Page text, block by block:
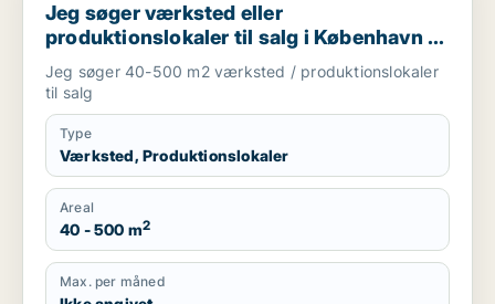
Jeg søger værksted eller
produktionslokaler til salg i København K,
Vesterbro eller Frederiksberg m.fl.
Jeg søger 40-500 m2 værksted / produktionslokaler
til salg
Type
Værksted, Produktionslokaler
Areal
40 - 500 m2
Max. per måned